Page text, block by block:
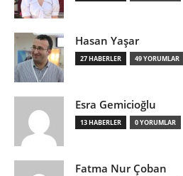
Hasan Yaşar
27 HABERLER 49 YORUMLAR
Esra Gemicioğlu
13 HABERLER 0 YORUMLAR
Fatma Nur Çoban